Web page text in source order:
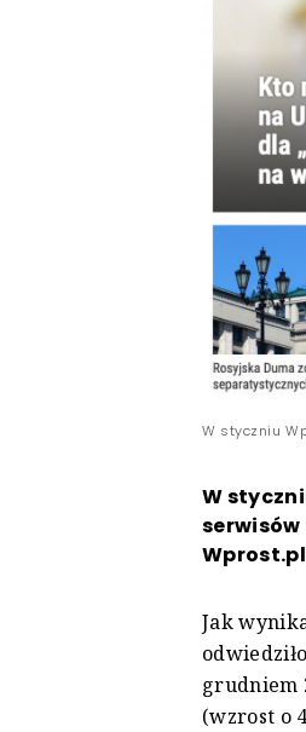
W styczniu
W
Jak
grudniem
(wzrost o